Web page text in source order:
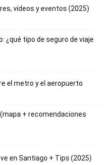
videos y eventos (2025)
¿qué tipo de seguro de viaje
el metro y el aeropuerto
+ recomendaciones
en Santiago + Tips (2025)